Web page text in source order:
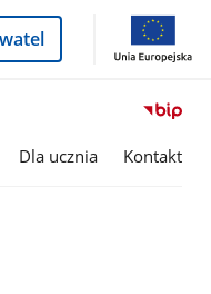
Dla ucznia Kontakt